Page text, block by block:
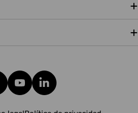
YouTubeTranslation missing: